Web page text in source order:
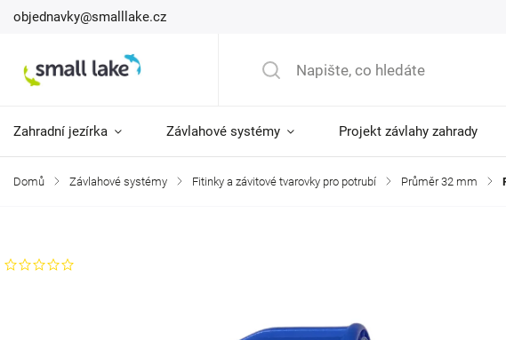
objednavky@smalllake.cz
Zahradní jezírka Závlahové systémy Projekt závlahy zahrady
Domů / Závlahové systémy / Fitinky a závitové tvarovky pro potrubí / Průměr 32 mm /